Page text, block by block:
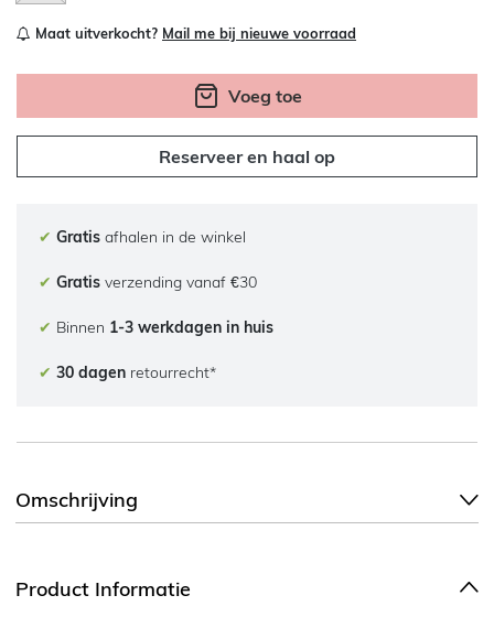
Maat uitverkocht? Mail me bij nieuwe voorraad
Voeg toe
Reserveer en haal op
✔ Gratis afhalen in de winkel
✔ Gratis verzending vanaf €30
✔ Binnen 1-3 werkdagen in huis
✔ 30 dagen retourrecht*
Omschrijving
Product Informatie